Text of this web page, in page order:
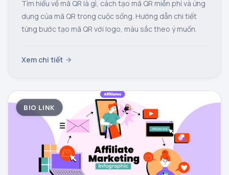
Tìm hiểu về mã QR là gì, cách tạo mã QR miễn phí và ứng
dụng của mã QR trong cuộc sống. Hướng dẫn chi tiết
từng bước tạo mã QR với logo, màu sắc theo ý muốn.
Xem chi tiết
BIO LINK